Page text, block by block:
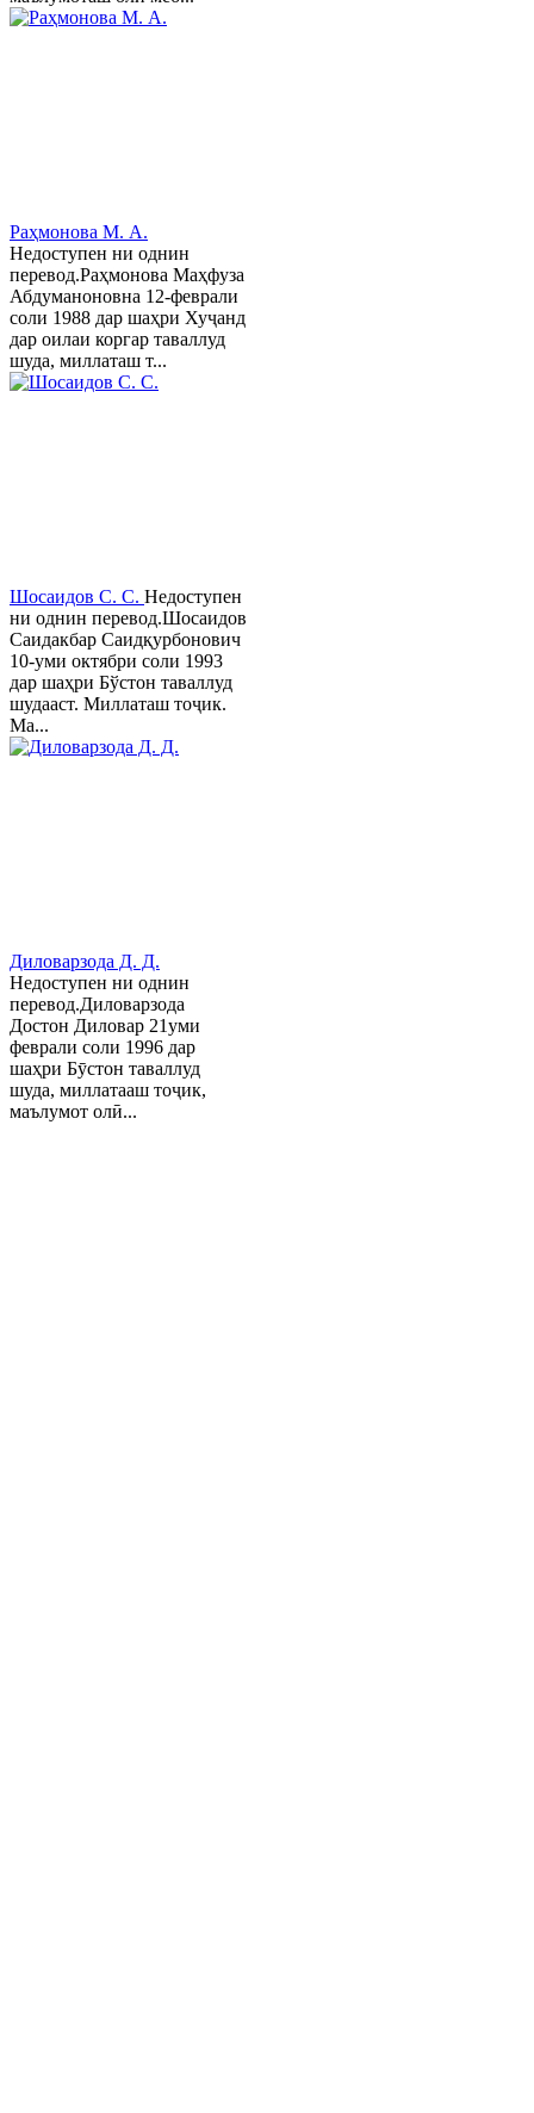
Раҳмонова М. А.
Недоступен ни однин
перевод.Раҳмонова Маҳфуза
Абдуманоновна 12-феврали
соли 1988 дар шаҳри Хуҷанд
дар оилаи коргар таваллуд
шуда, миллаташ т...
Шосаидов С. С. Недоступен
ни однин перевод.Шосаидов
Саидакбар Саидқурбонович
10-уми октябри соли 1993
дар шаҳри Бўстон таваллуд
шудааст. Миллаташ тоҷик.
Ма...
Диловарзода Д. Д.
Недоступен ни однин
перевод.Диловарзода
Достон Диловар 21уми
феврали соли 1996 дар
шаҳри Бӯстон таваллуд
шуда, миллатааш тоҷик,
маълумот олӣ...